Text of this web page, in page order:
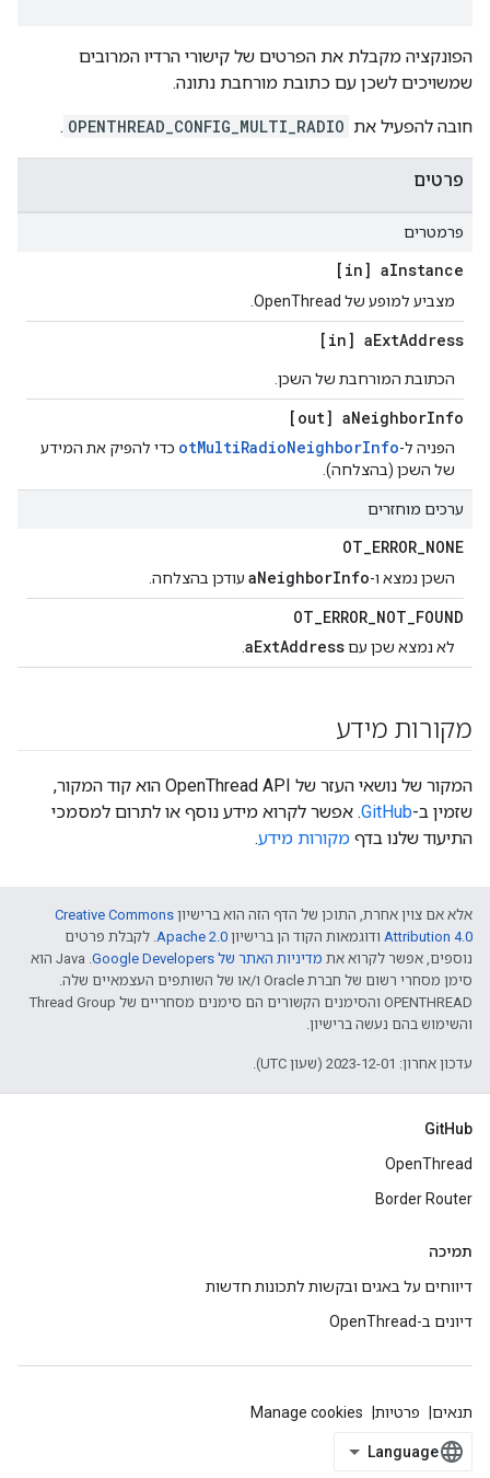
הפונקציה מקבלת את הפרטים של קישורי הרדיו המרובים
שמשויכים לשכן עם כתובת מורחבת נתונה.
חובה להפעיל את OPENTHREAD_CONFIG_MULTI_RADIO
.
פרטים
פרמטרים
[in] aInstance
מצביע למופע של OpenThread.
[in] aExtAddress
הכתובת המורחבת של השכן.
[out] aNeighborInfo
הפניה ל-otMultiRadioNeighborInfo כדי להפיק את המידע
של השכן (בהצלחה).
ערכים מוחזרים
OT_ERROR_NONE
השכן נמצא ו-aNeighborInfo עודכן בהצלחה.
OT_ERROR_NOT_FOUND
לא נמצא שכן עם aExtAddress
מקורות מידע
המקור של נושאי העזר של OpenThread API הוא קוד המקור,
שזמין ב-GitHub. אפשר לקרוא מידע נוסף או לתרום למסמכי
התיעוד שלנו בדף מקורות מידע.
אלא אם צוין אחרת, התוכן של הדף הזה הוא ברישיון Creative Commons
Attribution 4.0‏ ודוגמאות הקוד הן ברישיון Apache 2.0‏. לקבלת פרטים
נוספים, אפשר לקרוא את מדיניות האתר של Google Developers‏
.‏ Java הוא
סימן מסחרי רשום של חברת Oracle ו/או של השותפים העצמאיים שלה.
‫OPENTHREAD והסימנים הקשורים הם סימנים מסחריים של Thread Group
והשימוש בהם נעשה ברישיון.
עדכון אחרון: 2023-12-01 (שעון UTC).
GitHub
OpenThread
Border Router
תמיכה
דיווחים על באגים ובקשות לתכונות חדשות
דיונים ב-OpenThread
תנאים פרטיות Manage cookies